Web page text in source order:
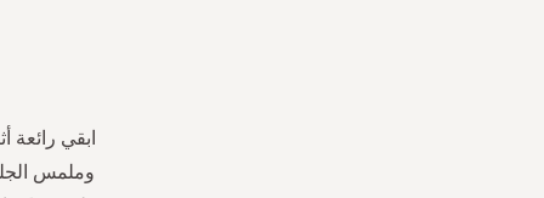
ابقي رائعة
وملمس